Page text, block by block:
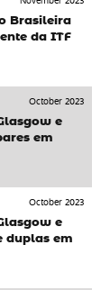
Brasileira
da ITF
October 2023
e
em
October 2023
e
duplas em